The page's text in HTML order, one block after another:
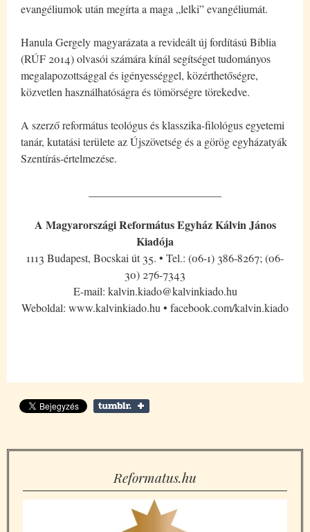
evangéliumok után megírta a maga „lelki” evangéliumát.
Hanula Gergely magyarázata a revideált új fordítású Biblia
(RÚF 2014) olvasói számára kínál segítséget tudományos
megalapozottsággal és igényességgel, közérthetőségre,
közvetlen használhatóságra és tömörségre törekedve.
A szerző református teológus és klasszika-filológus egyetemi
tanár, kutatási területe az Újszövetség és a görög egyházatyák
Szentírás-értelmezése.
A Magyarországi Református Egyház Kálvin János
Kiadója
1113 Budapest, Bocskai út 35. • Tel.: (06-1) 386-8267; (06-
30) 276-7343
E-mail: kalvin.kiado@kalvinkiado.hu
Weboldal: www.kalvinkiado.hu • facebook.com/kalvin.kiado
Reformatus.hu